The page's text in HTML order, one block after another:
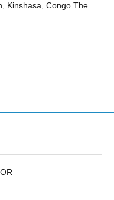
Kinshasa, Congo The